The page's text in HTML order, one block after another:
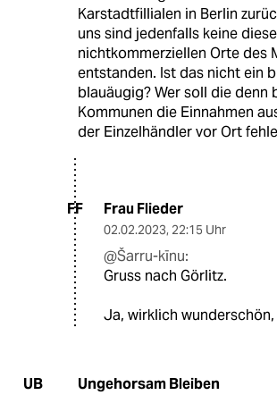
Karstadtfillialen in Berlin
uns sind jedenfalls keine
nichtkommerziellen Orte des
entstanden. Ist das nicht ein
blauäugig? Wer soll die denn
Kommunen die Einnahmen
der Einzelhändler vor Ort
FF Frau Flieder
02.02.2023, 22:15 Uhr
@Šarru-kīnu:
Gruss nach Görlitz.
Ja, wirklich
UB Ungehorsam Bleiben